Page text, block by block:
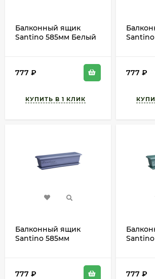
Балконный ящик
Santino 585мм Белый
777 ₽
777 ₽
Балконный ящик
Santino 585мм
777 ₽ 777 ₽